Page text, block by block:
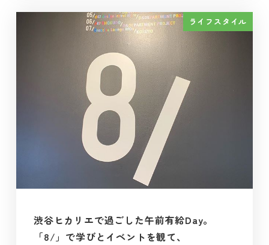
ライフスタイル
渋谷ヒカリエで過ごした午前有給Day。
「8/」で学びとイベントを観て、